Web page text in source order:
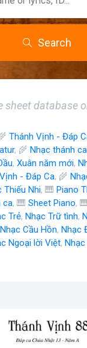
Search
sheet database
Thánh Vịnh - Đáp
, 🌾 Nhạc thánh ca
, Xuân năm mới,
- Đáp Ca, 🌾
Thiếu Nhi, 🎹 Piano
ca, 🎹 Sheet Piano,
Trẻ, Nhạc Trữ tình,
Nhạc Cầu Hồn, Nhạc
Ngoại lời Việt,